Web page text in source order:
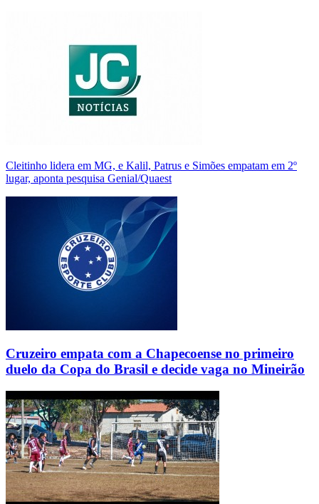
Cleitinho lidera em MG, e Kalil, Patrus e Simões empatam em 2º
lugar, aponta pesquisa Genial/Quaest
Cruzeiro empata com a Chapecoense no primeiro
duelo da Copa do Brasil e decide vaga no Mineirão